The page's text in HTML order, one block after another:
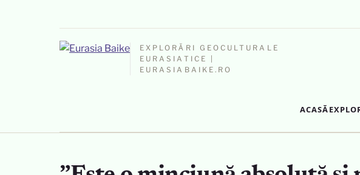
EXPLORĂRI GEOCULTURALE
EURASIATICE |
EURASIABAIKE.RO
ACASĂ